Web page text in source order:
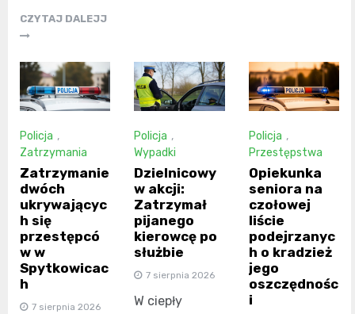
CZYTAJ DALEJJ
Policja ,
Zatrzymania
Zatrzymanie
dwóch
ukrywającyc
h się
przestępcó
w w
Spytkowicac
h
7 sierpnia 2026
Policja ,
Wypadki
Dzielnicowy
w akcji:
Zatrzymał
pijanego
kierowcę po
służbie
7 sierpnia 2026
W ciepły
Policja ,
Przestępstwa
Opiekunka
seniora na
czołowej
liście
podejrzanyc
h o kradzież
jego
oszczędnośc
i